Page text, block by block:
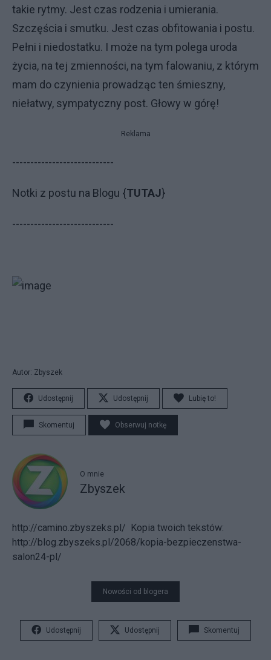
takie rytmy. Jest czas rodzenia i umierania.
Szczęścia i smutku. Jest czas obfitowania i postu.
Pełni i niedostatku. I może na tym polega uroda
życia, na tej zmienności, na tym falowaniu, z którym
mam do czynienia prowadząc ten śmieszny,
niełatwy, sympatyczny post. Głowy w górę!
Reklama
----------------------------
Notki z postu na Blogu {TUTAJ}
----------------------------
Autor: Zbyszek
Udostępnij Udostępnij Lubię to!
Skomentuj Obserwuj notkę
O mnie
Zbyszek
http://camino.zbyszeks.pl/ Kopia twoich tekstów:
http://blog.zbyszeks.pl/2068/kopia-bezpieczenstwa-
salon24-pl/
Nowości od blogera
Udostępnij Udostępnij Skomentuj